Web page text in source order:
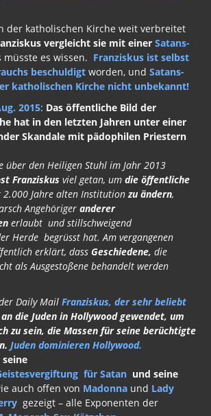
der katholischen Kirche weit verbreitet
vergleicht sie mit einerSatans-
müsste es wissen. Franziskus ist selbst
beschuldigtworden, undSatans-
katholischen Kirche nicht unbekannt!
2015:Das öffentliche Bild der
hat in den letzten Jahren unter einer
Skandale mit pädophilen Priestern
den Heiligen Stuhl im Jahr 2013
Franziskusviel getan, um die öffentliche
Jahre alten Institutionzu ändern,
Angehöriger anderer
erlaubt und stillschweigend
Herde begrüsst hat. Am vergangenen
erklärt, dassGeschiedene,die
als Ausgestoßene behandelt werden
Daily Mail
die Juden in Hollywood gewendet, um
zu sein, die Massen für seine berüchtigte
Juden dominieren Hollywood.
für Satan
auch offen von Madonna undLady
gezeigt – alle Exponenten der
Monarch-Sex-Kätzchen